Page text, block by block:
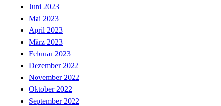
Juni 2023
Mai 2023
April 2023
März 2023
Februar 2023
Dezember 2022
November 2022
Oktober 2022
September 2022